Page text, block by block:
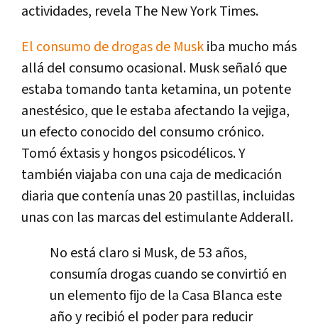
actividades, revela The New York Times.
El consumo de drogas de Muskiba mucho más
allá del consumo ocasional. Musk señaló que
estaba tomando tanta ketamina, un potente
anestésico, que le estaba afectando la vejiga,
un efecto conocido del consumo crónico.
Tomó éxtasis y hongos psicodélicos. Y
también viajaba con una caja de medicación
diaria que contenía unas 20 pastillas, incluidas
unas con las marcas del estimulante Adderall.
No está claro si Musk, de 53 años,
consumía drogas cuando se convirtió en
un elemento fijo de la Casa Blanca este
año y recibió el poder para reducir